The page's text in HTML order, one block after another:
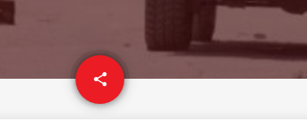
share
email